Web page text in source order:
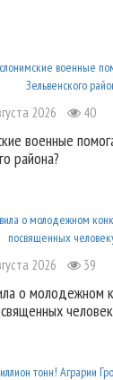
2026 40
военные
района?
2026 39
о молодежном